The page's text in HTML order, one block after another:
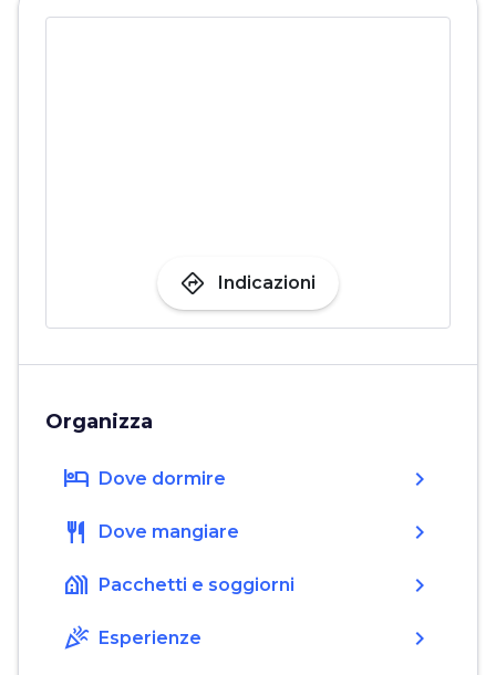
directions Indicazioni
Organizza
hotel Dove dormire chevron_right
restaurant Dove mangiare chevron_right
holiday_village Pacchetti e soggiorni chevron_right
celebration Esperienze chevron_right